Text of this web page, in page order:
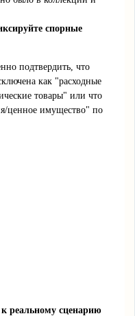
спорные
подтвердить, что
как "расходные
товары" или что
ценное имущество" по
реальному сценарию